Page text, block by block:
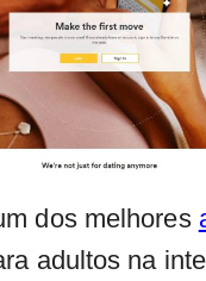
dos melhores
adultos na